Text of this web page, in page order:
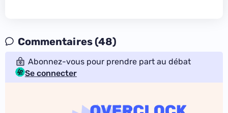
Commentaires (48)
Abonnez-vous pour prendre part au débat
Se connecter